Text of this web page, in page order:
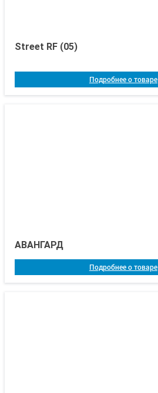
Street RF (05)
Подробнее о товаре
АВАНГАРД
Подробнее о товаре